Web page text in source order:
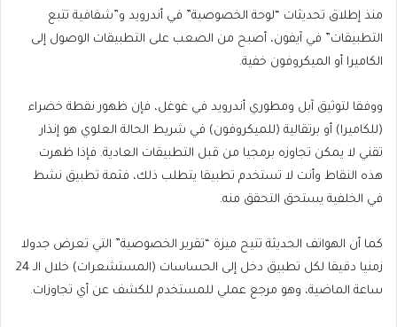
منذ إطلاق تحديثات “لوحة الخصوصية” في أندرويد و”شفافية تتبع
التطبيقات” في آيفون، أصبح من الصعب على التطبيقات الوصول إلى
الكاميرا أو الميكروفون خفية.
ووفقا لتوثيق آبل ومطوري أندرويد في غوغل، فإن ظهور نقطة خضراء
(للكاميرا) أو برتقالية (للميكروفون) في شريط الحالة العلوي هو إنذار
تقني لا يمكن تجاوزه برمجيا من قبل التطبيقات العادية. فإذا ظهرت
هذه النقاط وأنت لا تستخدم تطبيقا يتطلب ذلك، فثمة تطبيق نشط
في الخلفية يستحق التحقق منه.
كما أن الهواتف الحديثة تتيح ميزة “تقرير الخصوصية” التي تعرض جدولا
زمنيا دقيقا لكل تطبيق دخل إلى الحساسات (المستشعرات) خلال الـ 24
ساعة الماضية، وهو مرجع عملي للمستخدم للكشف عن أي تجاوزات.